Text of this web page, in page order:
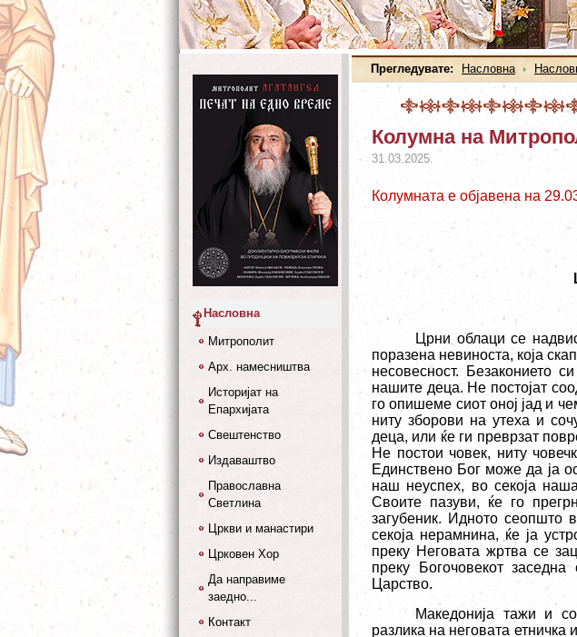
Прегледувате: Насловна
Колумна на
31.03.2025.
Колумната е објавена на
Црни облаци се
поразена невиноста, која
несовесност. Безаконието
нашите деца. Не постојат
го опишеме сиот оној јад и
ниту зборови на утеха и
деца, или ќе ги преврзат
Не постои човек, ниту
Единствено Бог може да ја
наш неуспех, во секоја
Своите пазуви, ќе го
загубеник. Идното сеопшто
секоја нерамнина, ќе ја
преку Неговата жртва се
преку Богочовекот
Царство.
Македонија тажи и
разлика на неговата етничка
Насловна
Митрополит
Арх. намесништва
Историјат на
Епархијата
Свештенство
Издаваштво
Православна
Светлина
Цркви и манастири
Црковен Хор
Да направиме
заедно...
Контакт